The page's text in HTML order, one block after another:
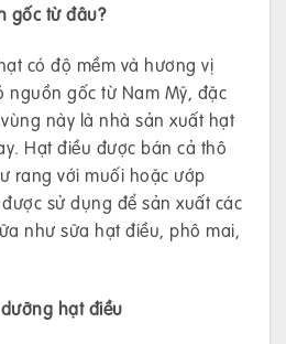
gốc từ đâu?
có độ mềm và hương vị
nguồn gốc từ Nam Mỹ, đặc
này là nhà sản xuất hạt
Hạt điều được bán cả thô
rang với muối hoặc ướp
sử dụng để sản xuất các
như sữa hạt điều, phô mai,
hạt điều